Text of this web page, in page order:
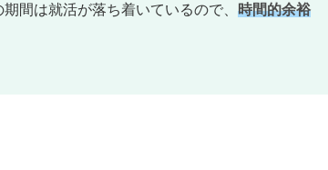
間は就活が落ち着いているので、 時間的余裕